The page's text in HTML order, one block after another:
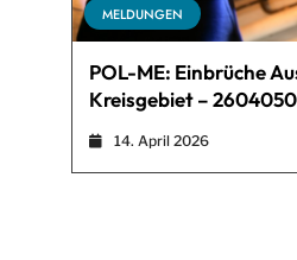
MELDUNGEN
POL-ME: Einbrüche
Kreisgebiet – 2604050
14. April 2026